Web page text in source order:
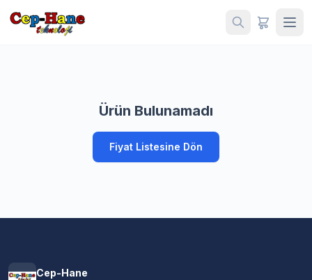
Ürün Bulunamadı
Fiyat Listesine Dön
Cep-Hane